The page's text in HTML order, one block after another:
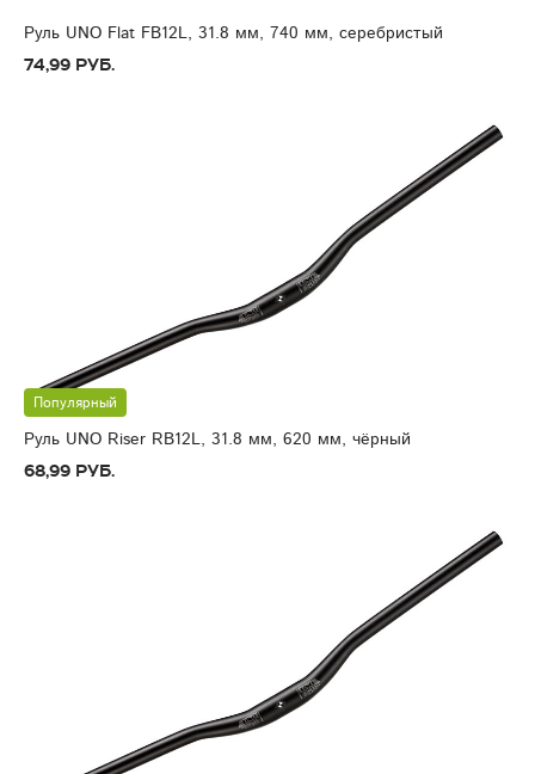
Руль UNO Flat FB12L, 31.8 мм, 740 мм, серебристый
74,99 руб.
Популярный
Руль UNO Riser RB12L, 31.8 мм, 620 мм, чёрный
68,99 руб.